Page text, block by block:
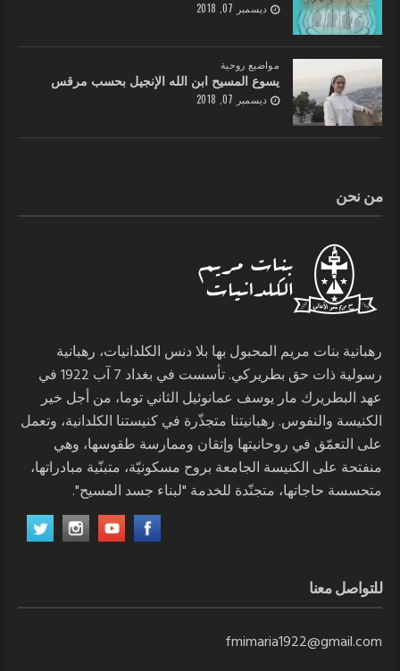
ديسمبر 07, 2018
مواضيع روحية
يسوع المسيح ابن الله الإنجيل بحسب مرقس
ديسمبر 07, 2018
من نحن
رهبانية بنات مريم المحبول بها بلا دنس الكلدانيات، رهبانية
رسولية ذات حق بطريركي. تأسست في بغداد 7 آب 1922 في
عهد البطريرك مار يوسف عمانوئيل الثاني توما، من أجل خير
الكنيسة والنفوس. رهبانيتنا متجذّرة في كنيستنا الكلدانية، وتعمل
على التعمّق في روحانيتها وإتقان وممارسة طقوسها، وهي
منفتحة على الكنيسة الجامعة بروح مسكونيّة، متبنّية مبادراتها،
متحسسة حاجاتها، متجنّدة للخدمة "لبناء جسد المسيح".
للتواصل معنا
fmimaria1922@gmail.com